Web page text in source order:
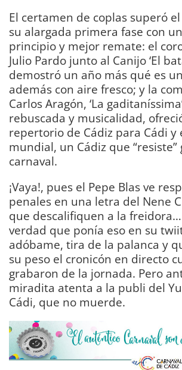
El certamen de coplas superó
su alargada primera fase con
principio y mejor remate: el
Julio Pardo junto al Canijo ‘El
demostró un año más qué es
además con aire fresco; y la
Carlos Aragón, ‘La
rebuscada y musicalidad,
repertorio de Cádiz para Cádi y
mundial, un Cádiz que “resiste”
carnaval.
¡Vaya!, pues el Pepe Blas ve
penales en una letra del Nene
que descalifiquen a la freidora…
verdad que ponía eso en su
adóbame, tira de la palanca y
su peso el cronicón en directo
grabaron de la jornada. Pero
miradita atenta a la publi del
Cádi, que no muerde.